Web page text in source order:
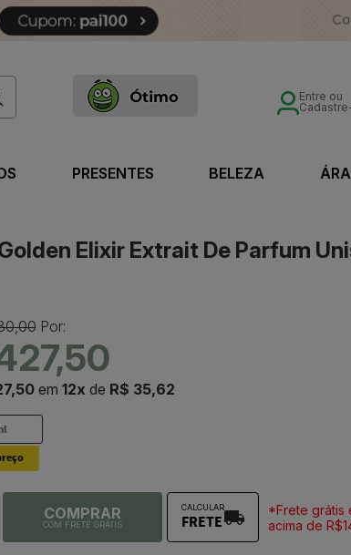
Entre ou
PRESENTES BELEZA
Elixir Extrait De Parfum
Por:
em 12x de R$ 35,62
COMPRAR
COM FRETE GRÁTIS
CALCULAR
FRETE
*Frete grátis
acima de